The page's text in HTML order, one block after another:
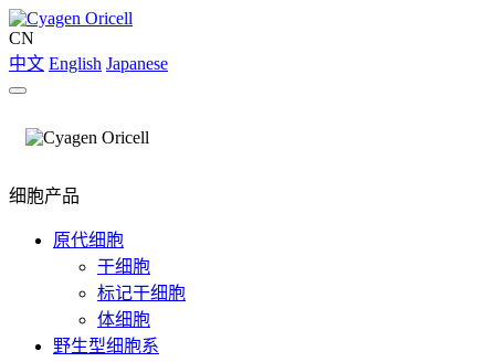
CN
中文 English Japanese
细胞产品
原代细胞
干细胞
标记干细胞
体细胞
野生型细胞系